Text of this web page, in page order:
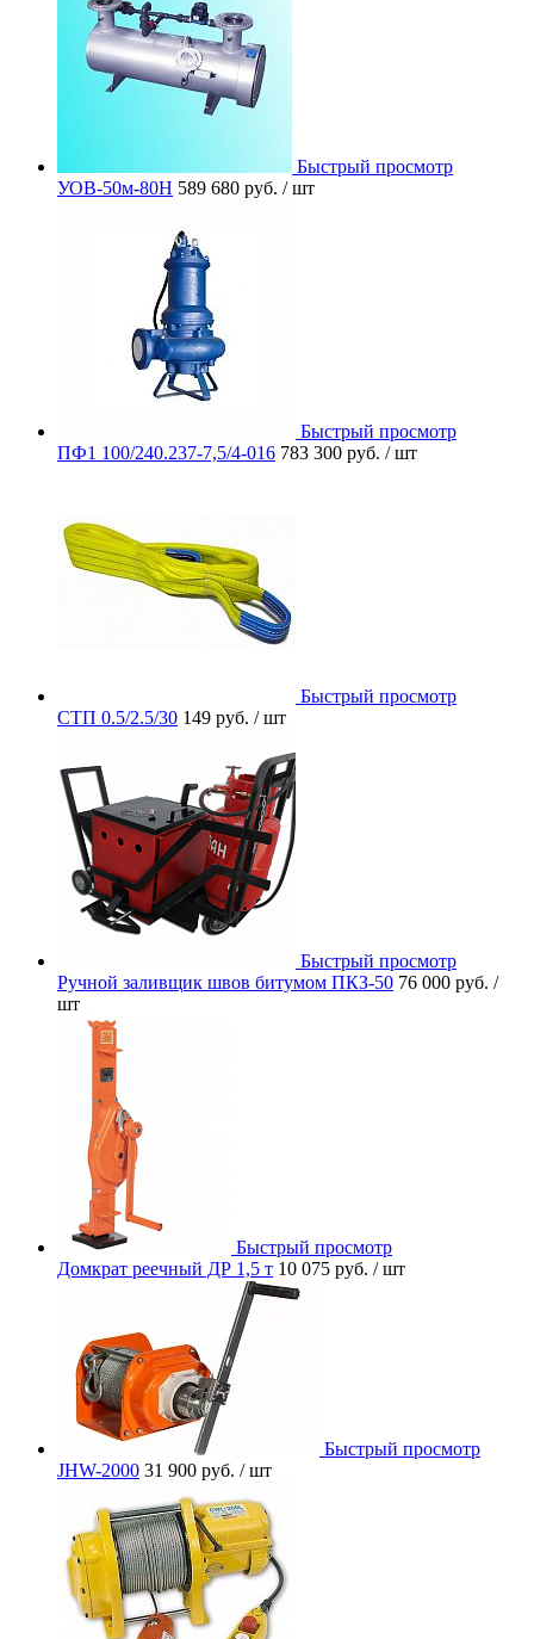
Быстрый просмотр
УОВ-50м-80Н 589 680 руб. / шт
Быстрый просмотр
ПФ1 100/240.237-7,5/4-016 783 300 руб. / шт
Быстрый просмотр
СТП 0.5/2.5/30 149 руб. / шт
Быстрый просмотр
Ручной заливщик швов битумом ПКЗ-50 76 000 руб. /
шт
Быстрый просмотр
Домкрат реечный ДР 1,5 т 10 075 руб. / шт
Быстрый просмотр
JHW-2000 31 900 руб. / шт